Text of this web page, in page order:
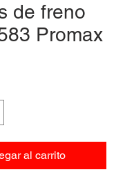
de freno
Promax
al carrito